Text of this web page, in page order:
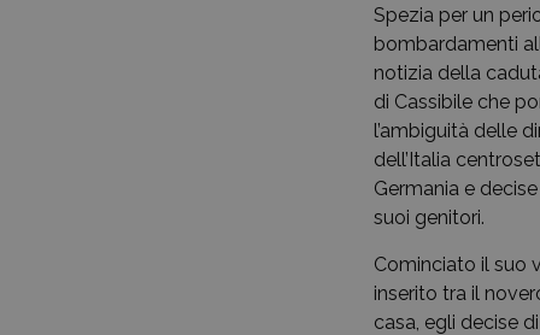
Spezia per un
bombardamenti
notizia della
di Cassibile che
l’ambiguità delle
dell’Italia
Germania e
suoi genitori.
Cominciato il suo
inserito tra il
casa, egli decise